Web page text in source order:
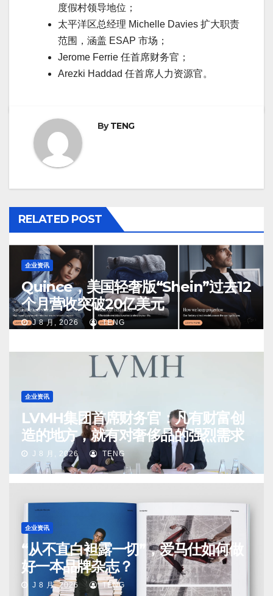
度假村领导地位；
太平洋区总经理 Michelle Davies 扩大职责
范围，涵盖 ESAP 市场；
Jerome Ferrie 任首席财务官；
Arezki Haddad 任首席人力资源官。
ByTENG
RELATED POST
企业资讯
Quince，美国轻奢版“Shein”过去12
个月营收突破20亿美元
J 8 月, 2026 TENG
企业资讯
LVMH集团首席财务官：凡有财富创
造的地方，就有对奢侈品的强烈需求
J 8 月, 2026 TENG
企业资讯
“从不直白袒露一切”，爱马仕如何做
好一本品牌杂志？
J 8 月, 2026 TENG